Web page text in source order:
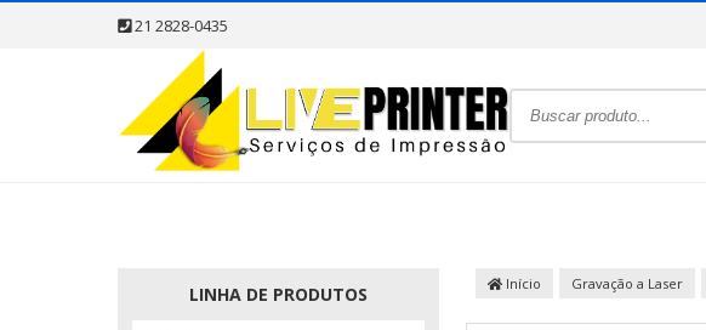
21 2828-0435
LINHA DE PRODUTOS Início Gravação a Laser